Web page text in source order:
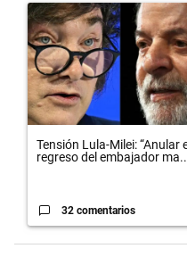
Un artículo de tendencia
Tensión Lula-Milei: “Anular
regreso del embajador
32 comentarios